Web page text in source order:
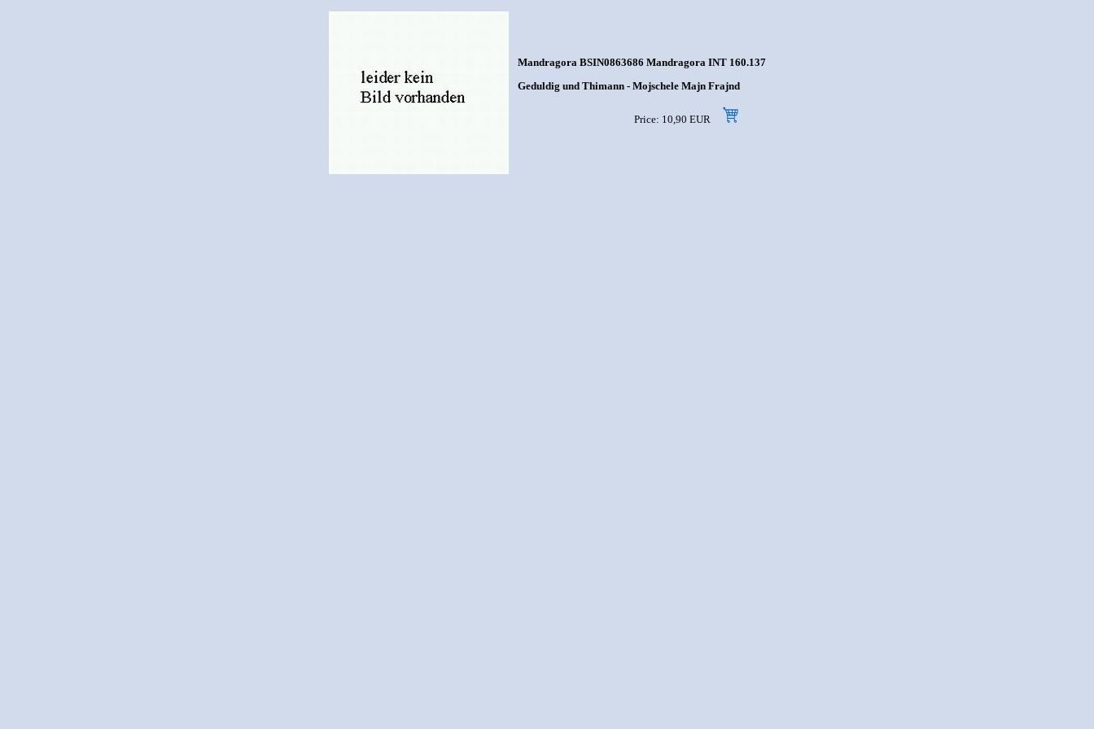
Mandragora BSIN0863686 Mandragora INT 160.137
Geduldig und Thimann - Mojschele Majn Frajnd
Price: 10,90 EUR